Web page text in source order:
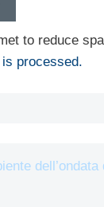
to reduce
processed.